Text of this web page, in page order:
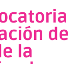
de
la